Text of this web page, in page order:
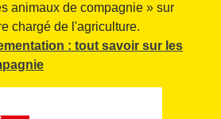
animaux de compagnie » sur
chargé de l'agriculture.
: tout savoir sur les